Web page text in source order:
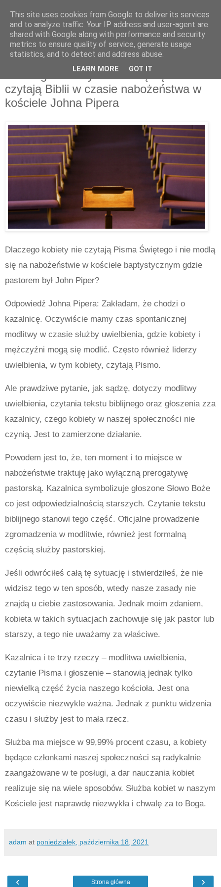
poniedziałek, października 18, 2021
Dlaczego kobiety nie modlą się i nie
czytają Biblii w czasie nabożeństwa w
kościele Johna Pipera
Dlaczego kobiety nie czytają Pisma Świętego i nie modlą
się na nabożeństwie w kościele baptystycznym gdzie
pastorem był John Piper?
Odpowiedź Johna Pipera: Zakładam, że chodzi o
kazalnicę. Oczywiście mamy czas spontanicznej
modlitwy w czasie służby uwielbienia, gdzie kobiety i
mężczyźni mogą się modlić. Często również liderzy
uwielbienia, w tym kobiety, czytają Pismo.
Ale prawdziwe pytanie, jak sądzę, dotyczy modlitwy
uwielbienia, czytania tekstu biblijnego oraz głoszenia zza
kazalnicy, czego kobiety w naszej społeczności nie
czynią. Jest to zamierzone działanie.
Powodem jest to, że, ten moment i to miejsce w
nabożeństwie traktuję jako wyłączną prerogatywę
pastorską. Kazalnica symbolizuje głoszone Słowo Boże
co jest odpowiedzialnością starszych. Czytanie tekstu
biblijnego stanowi tego część. Oficjalne prowadzenie
zgromadzenia w modlitwie, również jest formalną
częścią służby pastorskiej.
Jeśli odwróciłeś całą tę sytuację i stwierdziłeś, że nie
widzisz tego w ten sposób, wtedy nasze zasady nie
znajdą u ciebie zastosowania. Jednak moim zdaniem,
kobieta w takich sytuacjach zachowuje się jak pastor lub
starszy, a tego nie uważamy za właściwe.
Kazalnica i te trzy rzeczy – modlitwa uwielbienia,
czytanie Pisma i głoszenie – stanowią jednak tylko
niewielką część życia naszego kościoła. Jest ona
oczywiście niezwykle ważna. Jednak z punktu widzenia
czasu i służby jest to mała rzecz.
Służba ma miejsce w 99,99% procent czasu, a kobiety
będące członkami naszej społeczności są radykalnie
zaangażowane w te posługi, a dar nauczania kobiet
realizuje się na wiele sposobów. Służba kobiet w naszym
Kościele jest naprawdę niezwykła i chwalę za to Boga.
adam at poniedziałek, października 18, 2021
‹ ›
Strona główna
This site uses cookies from Google to deliver its services
and to analyze traffic. Your IP address and user-agent are
shared with Google along with performance and security
metrics to ensure quality of service, generate usage
statistics, and to detect and address abuse.
LEARN MORE GOT IT